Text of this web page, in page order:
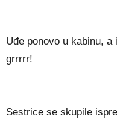
Uđe ponovo u kabinu, a
grrrrr!
Sestrice se skupile